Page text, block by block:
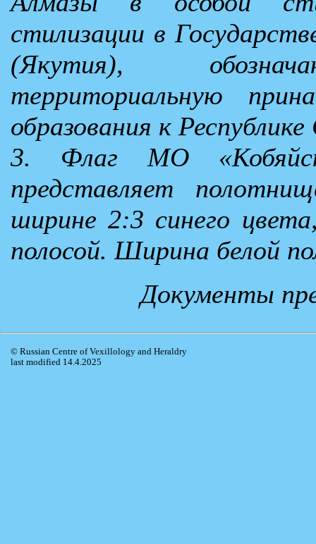
стилизации в
(Якутия),
территориальную
образования к
3. Флаг МО
представляет
ширине 2:3 синего
полосой. Ширина белой
Документы
© Russian Centre of Vexillology and Heraldry
last modified 14.4.2025